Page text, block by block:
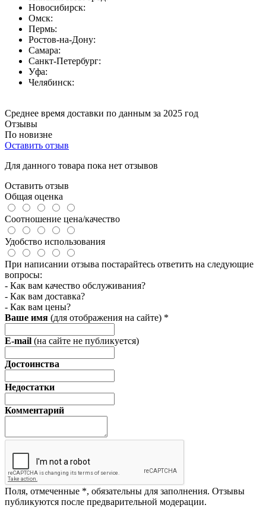
Новосибирск:
Омск:
Пермь:
Ростов-на-Дону:
Самара:
Санкт-Петербург:
Уфа:
Челябинск:
Среднее время доставки по данным за 2025 год
Отзывы
По новизне
Оставить отзыв
Для данного товара пока нет отзывов
Оставить отзыв
Общая оценка
Соотношение цена/качество
Удобство использования
При написании отзыва постарайтесь ответить на следующие
вопросы:
- Как вам качество обслуживания?
- Как вам доставка?
- Как вам цены?
Ваше имя (для отображения на сайте) *
E-mail (на сайте не публикуется)
Достоинства
Недостатки
Комментарий
Поля, отмеченные *, обязательны для заполнения. Отзывы
публикуются после предварительной модерации.